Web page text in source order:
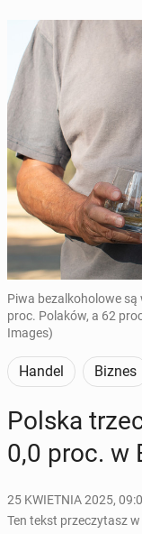
Piwa bezalkoholowe są
proc. Polaków, a 62
Images)
Handel Biznes
Polska
0,0 proc. w
25 KWIETNIA 2025,
Ten tekst przeczytasz